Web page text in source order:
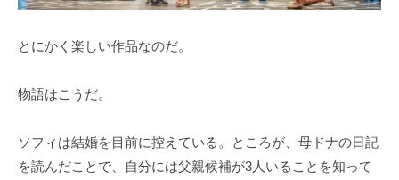
とにかく楽しい作品なのだ。
物語はこうだ。
ソフィは結婚を目前に控えている。ところが、母ドナの日記
を読んだことで、自分には父親候補が3人いることを知って